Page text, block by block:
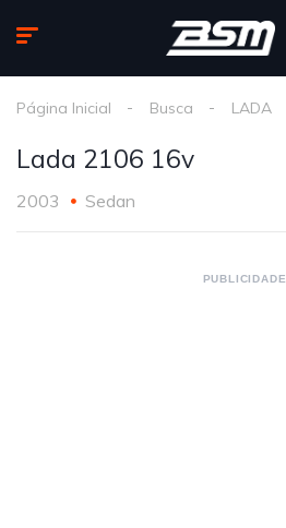
Página Inicial Busca LADA
Lada 2106 16v
2003 Sedan
PUBLICIDADE